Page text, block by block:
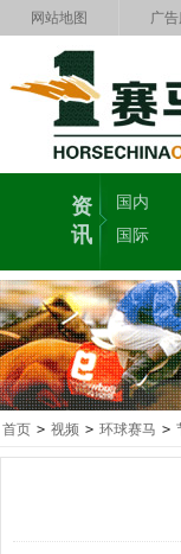
网站地图 广
资
讯
国内
国际
首页 > 视频 > 环球赛马 >